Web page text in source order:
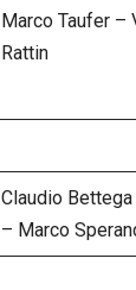
Marco Taufer –
Rattin
Claudio
– Marco